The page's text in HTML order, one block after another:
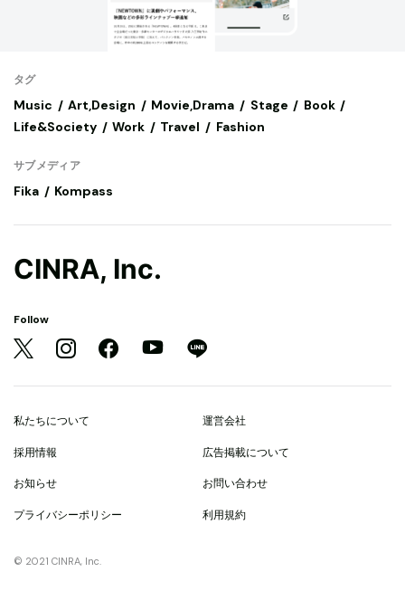
タグ
Music Art,Design Movie,Drama Stage
Book
Life&Society
Work Travel Fashion
サブメディア
Fika Kompass
CINRA, Inc.
Follow
私たちについて 運営会社
採用情報 広告掲載について
お知らせ お問い合わせ
プライバシーポリシー 利用規約
© 2021 CINRA, Inc.